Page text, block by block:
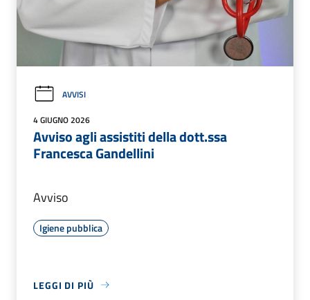
AVVISI
4 GIUGNO 2026
Avviso agli assistiti della dott.ssa
Francesca Gandellini
Avviso
Igiene pubblica
LEGGI DI PIÙ